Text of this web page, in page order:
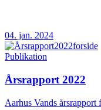
04. jan. 2024
Publikation
Årsrapport 2022
Aarhus Vands årsrapport